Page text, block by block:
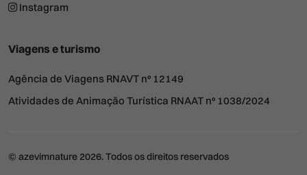
Instagram
Viagens e turismo
Agência de Viagens RNAVT nº 12149
Atividades de Animação Turística RNAAT nº 1038/2024
© azevimnature 2026. Todos os direitos reservados